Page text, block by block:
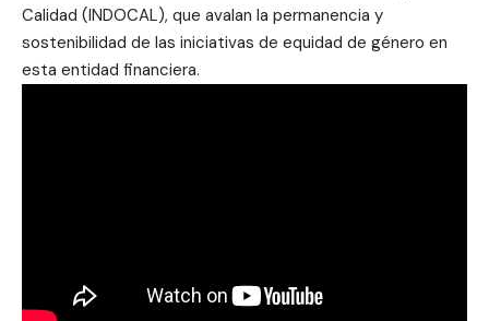
Calidad (INDOCAL), que avalan la permanencia y
sostenibilidad de las iniciativas de equidad de género en
esta entidad financiera.